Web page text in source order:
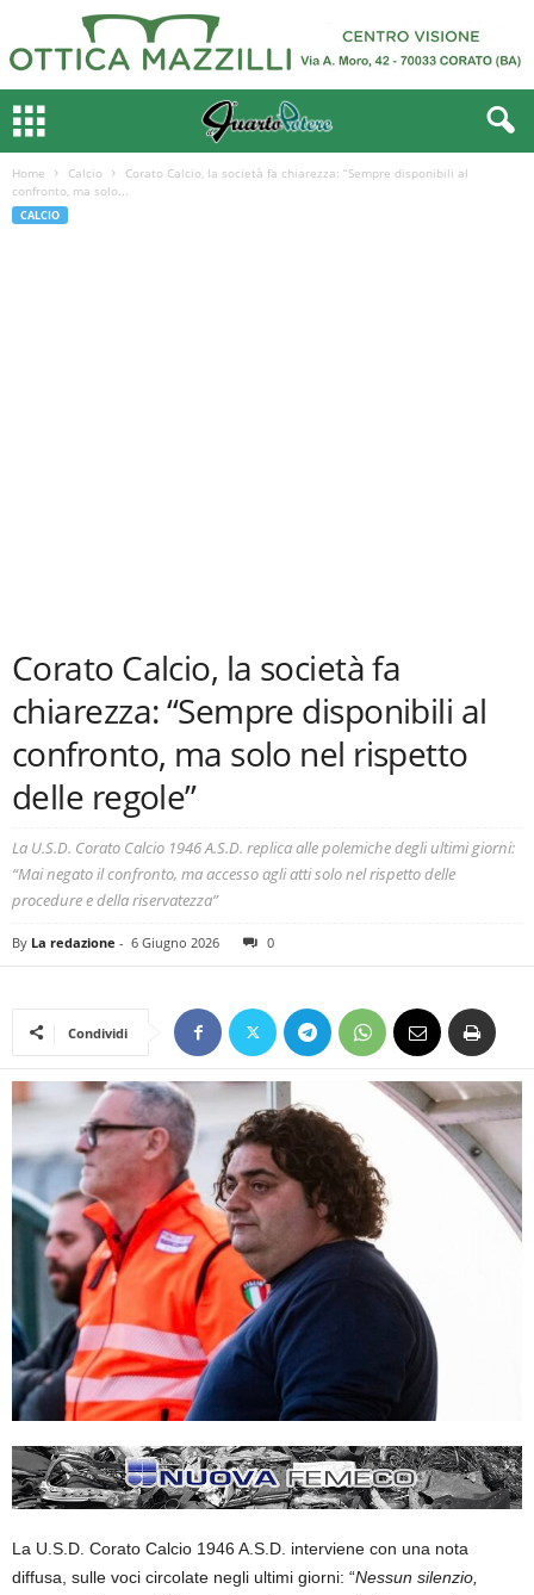
Home Calcio
Corato Calcio, la società fa chiarezza: “Sempre disponibili al
confronto, ma solo...
CALCIO
Corato Calcio, la società fa
chiarezza: “Sempre disponibili al
confronto, ma solo nel rispetto
delle regole”
La U.S.D. Corato Calcio 1946 A.S.D. replica alle polemiche degli ultimi giorni:
“Mai negato il confronto, ma accesso agli atti solo nel rispetto delle
procedure e della riservatezza”
By La redazione - 6 Giugno 2026 0
Condividi
La U.S.D. Corato Calcio 1946 A.S.D. interviene con una nota
diffusa, sulle voci circolate negli ultimi giorni: “Nessun silenzio,